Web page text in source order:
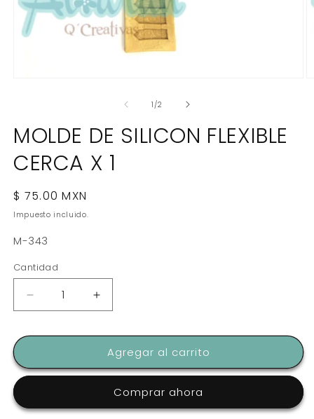
una
ventana
modal
1 /de
2
MOLDE DE SILICON FLEXIBLE
CERCA X 1
Precio
habitual
$ 75.00 MXN
Impuesto incluido.
SKU:
M-343
Cantidad
Reducir
cantidad
SILICON
Aumentar
cantidad
DE
SILICON
FLEXIBLE
Agregar al carrito
Comprar ahora